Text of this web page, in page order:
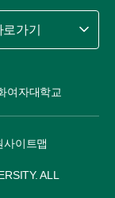
사이트맵
여자대학교
가기
ALL